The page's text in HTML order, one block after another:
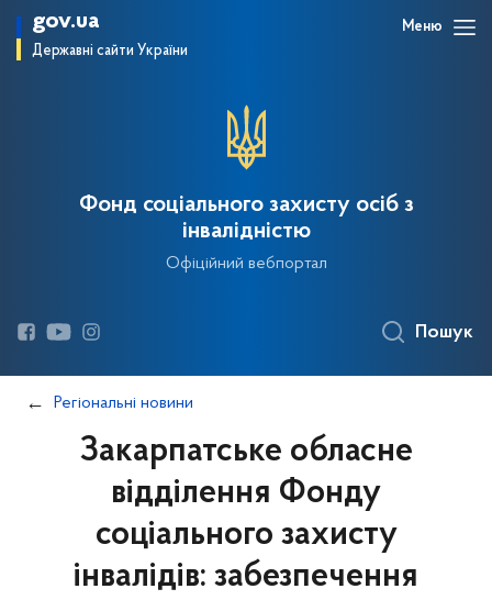
gov.ua
Державні сайти України
Меню
Фонд соціального захисту осіб з
інвалідністю
Офіційний вебпортал
Пошук
Регіональні новини
Закарпатське обласне
відділення Фонду
соціального захисту
інвалідів: забезпечення